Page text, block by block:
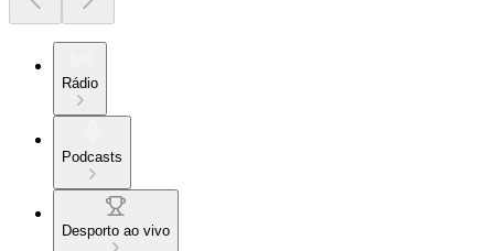
Rádio
Podcasts
Desporto ao vivo